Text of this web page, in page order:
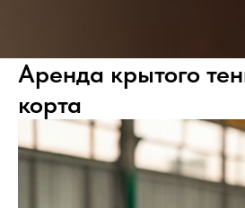
Аренда крытого
корта